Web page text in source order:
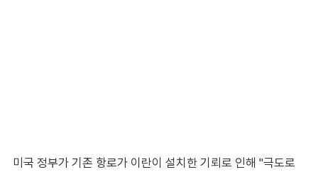
미국 정부가 기존 항로가 이란이 설치한 기뢰로 인해 "극도로